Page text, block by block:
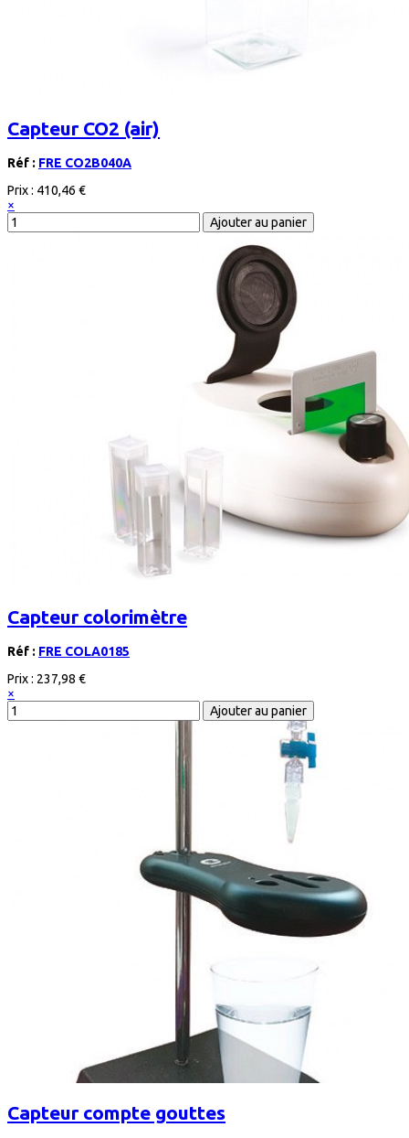
Capteur CO2 (air)
Réf : FRE CO2B040A
Prix : 410,46 €
×
Capteur colorimètre
Réf : FRE COLA0185
Prix : 237,98 €
×
Capteur compte gouttes